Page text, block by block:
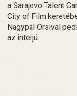
a Sarajevo Talent
City of Film
Nagypál Orsival
az interjú.